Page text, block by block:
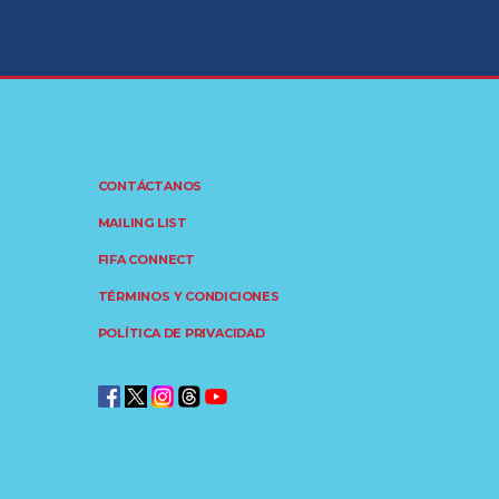
CONTÁCTANOS
MAILING LIST
FIFA CONNECT
TÉRMINOS Y CONDICIONES
POLÍTICA DE PRIVACIDAD